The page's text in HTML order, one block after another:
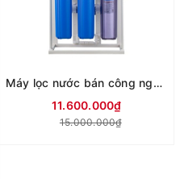
Máy lọc nước bán công nghiệp KAROFI 50 lít/h KT-KB50
11.600.000₫
15.000.000₫